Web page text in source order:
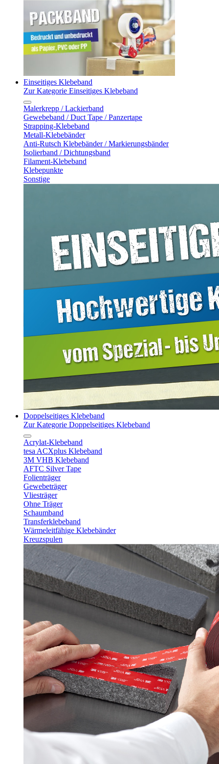
Einseitiges Klebeband
Zur Kategorie Einseitiges Klebeband
Malerkrepp / Lackierband
Gewebeband / Duct Tape / Panzertape
Strapping-Klebeband
Metall-Klebebänder
Anti-Rutsch Klebebänder / Markierungsbänder
Isolierband / Dichtungsband
Filament-Klebeband
Klebepunkte
Sonstige
Doppelseitiges Klebeband
Zur Kategorie Doppelseitiges Klebeband
Acrylat-Klebeband
tesa ACXplus Klebeband
3M VHB Klebeband
AFTC Silver Tape
Folienträger
Gewebeträger
Vliesträger
Ohne Träger
Schaumband
Transferklebeband
Wärmeleitfähige Klebebänder
Kreuzspulen